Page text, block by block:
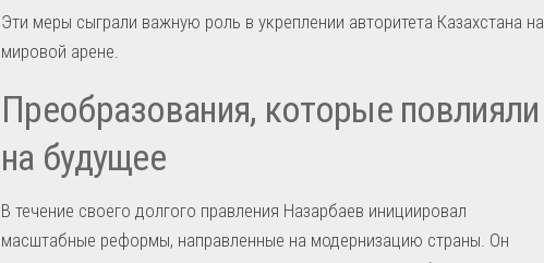
Эти меры сыграли важную роль в укреплении авторитета Казахстана на
мировой арене.
Преобразования, которые повлияли
на будущее
В течение своего долгого правления Назарбаев инициировал
масштабные реформы, направленные на модернизацию страны. Он